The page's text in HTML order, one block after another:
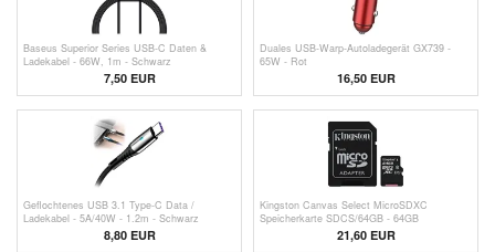
Baseus Superior Series USB-C Daten &
Ladekabel - 66W, 1m - Schwarz
7,50 EUR
Duales USB-Warp-Autoladegerät GX739 -
65W - Rot
16,50 EUR
Geflochtenes USB 3.1 Type-C Data /
Ladekabel - 5A/40W - 1.2m - Schwarz
8,80 EUR
Kingston Canvas Select MicroSDXC
Speicherkarte SDCS/64GB - 64GB
21,60 EUR